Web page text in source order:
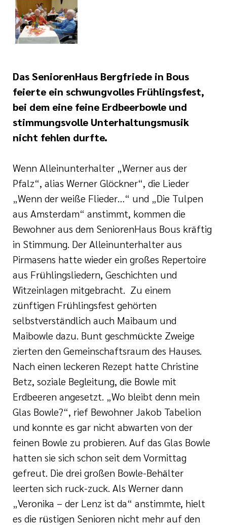
Das SeniorenHaus Bergfriede in Bous
feierte ein schwungvolles Frühlingsfest,
bei dem eine feine Erdbeerbowle und
stimmungsvolle Unterhaltungsmusik
nicht fehlen durfte.
Wenn Alleinunterhalter „Werner aus der
Pfalz“, alias Werner Glöckner“, die Lieder
„Wenn der weiße Flieder…“ und „Die Tulpen
aus Amsterdam“ anstimmt, kommen die
Bewohner aus dem SeniorenHaus Bous kräftig
in Stimmung. Der Alleinunterhalter aus
Pirmasens hatte wieder ein großes Repertoire
aus Frühlingsliedern, Geschichten und
Witzeinlagen mitgebracht. Zu einem
zünftigen Frühlingsfest gehörten
selbstverständlich auch Maibaum und
Maibowle dazu. Bunt geschmückte Zweige
zierten den Gemeinschaftsraum des Hauses.
Nach einen leckeren Rezept hatte Christine
Betz, soziale Begleitung, die Bowle mit
Erdbeeren angesetzt. „Wo bleibt denn mein
Glas Bowle?“, rief Bewohner Jakob Tabelion
und konnte es gar nicht abwarten von der
feinen Bowle zu probieren. Auf das Glas Bowle
hatten sie sich schon seit dem Vormittag
gefreut. Die drei großen Bowle-Behälter
leerten sich ruck-zuck. Als Werner dann
„Veronika – der Lenz ist da“ anstimmte, hielt
es die rüstigen Senioren nicht mehr auf den